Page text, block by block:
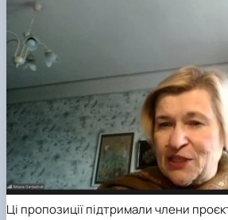
Ці пропозиції підтримали члени